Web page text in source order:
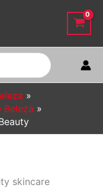
Beleza
skincare